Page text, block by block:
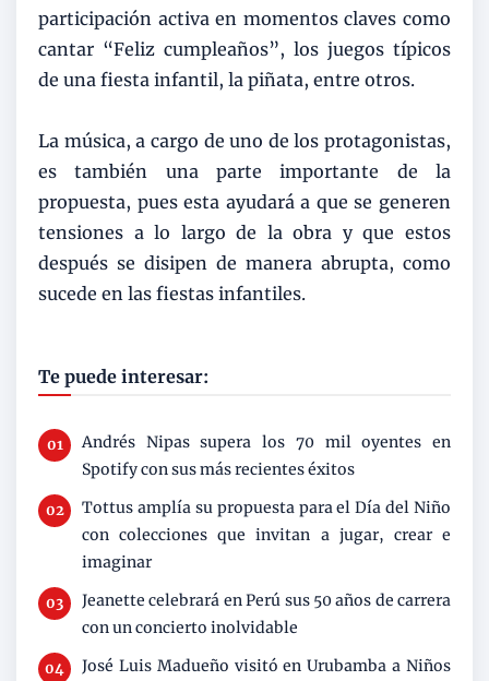
participación activa en momentos claves como
cantar “Feliz cumpleaños”, los juegos típicos
de una fiesta infantil, la piñata, entre otros.
La música, a cargo de uno de los protagonistas,
es también una parte importante de la
propuesta, pues esta ayudará a que se generen
tensiones a lo largo de la obra y que estos
después se disipen de manera abrupta, como
sucede en las fiestas infantiles.
Te puede interesar:
Andrés Nipas supera los 70 mil oyentes en
Spotify con sus más recientes éxitos
Tottus amplía su propuesta para el Día del Niño
con colecciones que invitan a jugar, crear e
imaginar
Jeanette celebrará en Perú sus 50 años de carrera
con un concierto inolvidable
José Luis Madueño visitó en Urubamba a Niños